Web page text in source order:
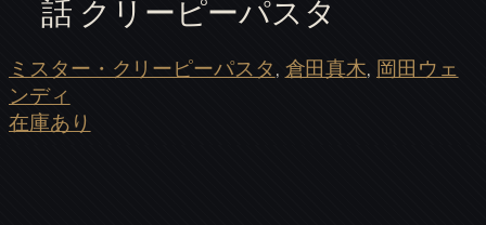
話 クリーピーパスタ
ミスター・クリーピーパスタ, 倉田真木, 岡田ウェ
ンディ
在庫あり